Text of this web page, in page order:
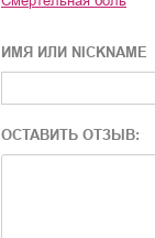
ИМЯ ИЛИ NICKNAME
ОСТАВИТЬ ОТЗЫВ: